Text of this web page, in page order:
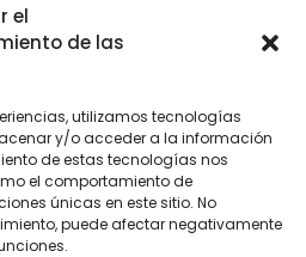
el
de las
utilizamos tecnologías
y/o acceder a la información
de estas tecnologías nos
el comportamiento de
únicas en este sitio. No
puede afectar negativamente